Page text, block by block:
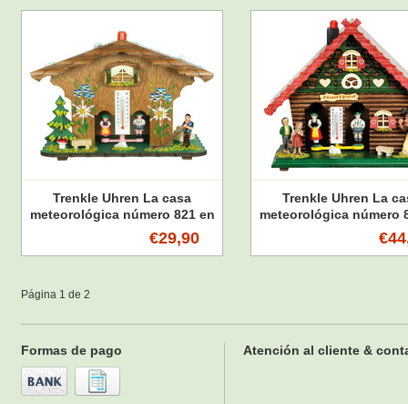
Trenkle Uhren La casa
meteorológica número 821 en
la Selva Negra de 13 cm de
€29,90
Trenkle Uhren La
meteorológica número
Hänsel & Gretel en la
Negra tiene 20 cm de
Página 1 de 2
Formas de pago Atención al cliente &